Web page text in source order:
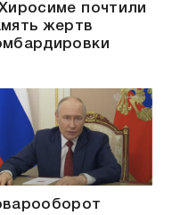
почтили
жертв